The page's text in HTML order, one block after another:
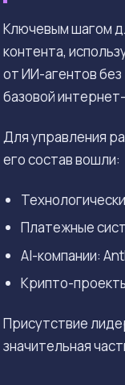
Ключевым шагом
контента,
от ИИ-агентов
базовой
Для управления
его состав вошли:
Платежные
AI-компании:
Крипто-
Присутствие
значительная